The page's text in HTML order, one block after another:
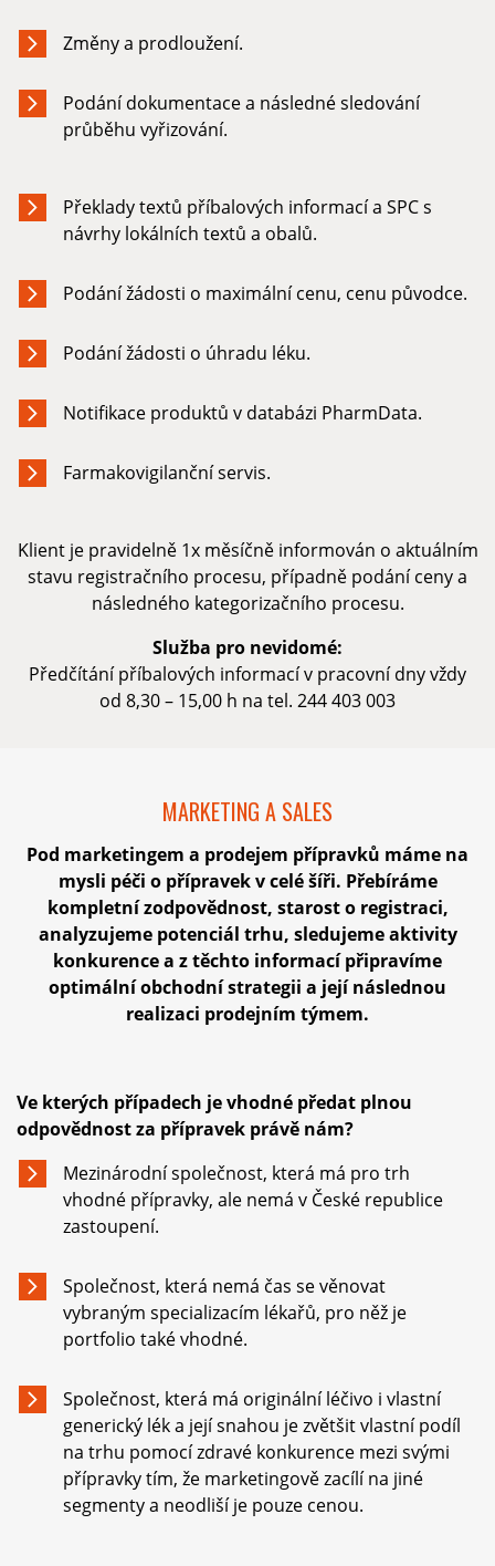
Změny a prodloužení.
Podání dokumentace a následné sledování
průběhu vyřizování.
Překlady textů příbalových informací a SPC s
návrhy lokálních textů a obalů.
Podání žádosti o maximální cenu, cenu původce.
Podání žádosti o úhradu léku.
Notifikace produktů v databázi PharmData.
Farmakovigilanční servis.
Klient je pravidelně 1x měsíčně informován o aktuálním
stavu registračního procesu, případně podání ceny a
následného kategorizačního procesu.
Služba pro nevidomé:
Předčítání příbalových informací v pracovní dny vždy
od 8,30 – 15,00 h na tel. 244 403 003
MARKETING A SALES
Pod marketingem a prodejem přípravků máme na
mysli péči o přípravek v celé šíři. Přebíráme
kompletní zodpovědnost, starost o registraci,
analyzujeme potenciál trhu, sledujeme aktivity
konkurence a z těchto informací připravíme
optimální obchodní strategii a její následnou
realizaci prodejním týmem.
Ve kterých případech je vhodné předat plnou
odpovědnost za přípravek právě nám?
Mezinárodní společnost, která má pro trh
vhodné přípravky, ale nemá v České republice
zastoupení.
Společnost, která nemá čas se věnovat
vybraným specializacím lékařů, pro něž je
portfolio také vhodné.
Společnost, která má originální léčivo i vlastní
generický lék a její snahou je zvětšit vlastní podíl
na trhu pomocí zdravé konkurence mezi svými
přípravky tím, že marketingově zacílí na jiné
segmenty a neodliší je pouze cenou.